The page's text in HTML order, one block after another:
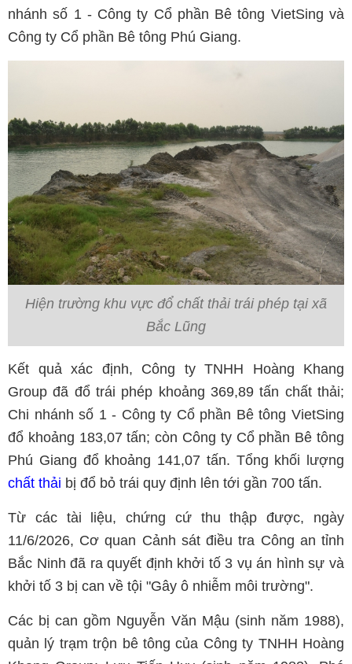
nhánh số 1 - Công ty Cổ phần Bê tông VietSing và
Công ty Cổ phần Bê tông Phú Giang.
Hiện trường khu vực đổ chất thải trái phép tại xã
Bắc Lũng
Kết quả xác định, Công ty TNHH Hoàng Khang
Group đã đổ trái phép khoảng 369,89 tấn chất thải;
Chi nhánh số 1 - Công ty Cổ phần Bê tông VietSing
đổ khoảng 183,07 tấn; còn Công ty Cổ phần Bê tông
Phú Giang đổ khoảng 141,07 tấn. Tổng khối lượng
chất thải bị đổ bỏ trái quy định lên tới gần 700 tấn.
Từ các tài liệu, chứng cứ thu thập được, ngày
11/6/2026, Cơ quan Cảnh sát điều tra Công an tỉnh
Bắc Ninh đã ra quyết định khởi tố 3 vụ án hình sự và
khởi tố 3 bị can về tội "Gây ô nhiễm môi trường".
Các bị can gồm Nguyễn Văn Mậu (sinh năm 1988),
quản lý trạm trộn bê tông của Công ty TNHH Hoàng